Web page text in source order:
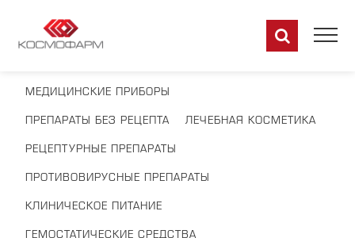
МЕДИЦИНСКИЕ ПРИБОРЫ
ПРЕПАРАТЫ БЕЗ РЕЦЕПТА ЛЕЧЕБНАЯ КОСМЕТИКА
РЕЦЕПТУРНЫЕ ПРЕПАРАТЫ
ПРОТИВОВИРУСНЫЕ ПРЕПАРАТЫ
КЛИНИЧЕСКОЕ ПИТАНИЕ